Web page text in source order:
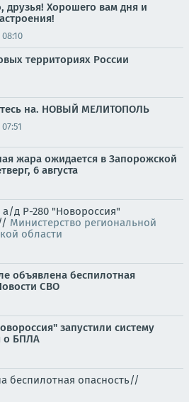
друзья! Хорошего вам дня и
08:10
территориях России
на. НОВЫЙ МЕЛИТОПОЛЬ
07:51
жара ожидается в Запорожской
6 августа
а/д Р-280 "Новороссия"
Министерство региональной
области
объявлена беспилотная
СВО
запустили систему
о БПЛА
беспилотная опасность//